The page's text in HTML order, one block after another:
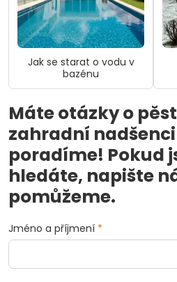
Jak se starat o vodu v
bazénu
Máte otázky o
zahradní
poradíme! Pokud
hledáte, napište
pomůžeme.
Jméno a příjmení *